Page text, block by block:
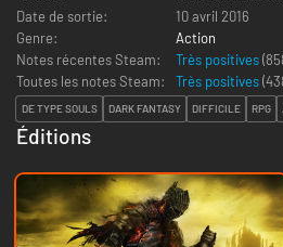
Date de sortie:
10 avril 2016
Genre:
Action
Notes récentes Steam:
Très positives
Toutes les notes Steam:
Très positives(
DE TYPE SOULS DARK FANTASY DIFFICILE RPG
Éditions